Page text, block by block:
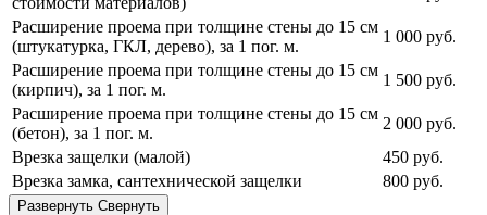
Расширение проема при толщине стены до 15 см
(штукатурка, ГКЛ, дерево), за 1 пог. м.
1 000 руб.
Расширение проема при толщине стены до 15 см
(кирпич), за 1 пог. м.
1 500 руб.
Расширение проема при толщине стены до 15 см
(бетон), за 1 пог. м.
2 000 руб.
Врезка защелки (малой)
450 руб.
Врезка замка, сантехнической защелки
800 руб.
Развернуть Свернуть